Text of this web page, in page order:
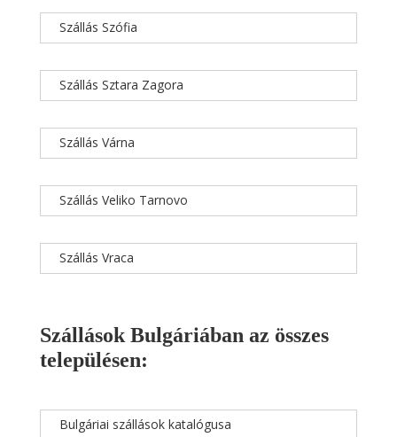
Szállás Szófia
Szállás Sztara Zagora
Szállás Várna
Szállás Veliko Tarnovo
Szállás Vraca
Szállások Bulgáriában az összes
településen:
Bulgáriai szállások katalógusa